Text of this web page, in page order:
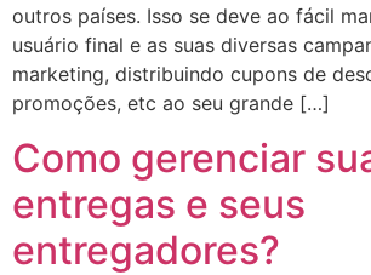
outros países. Isso se deve ao fácil
usuário final e as suas diversas
marketing, distribuindo cupons de
promoções, etc ao seu grande […]
Como gerenciar
entregas e seus
entregadores?